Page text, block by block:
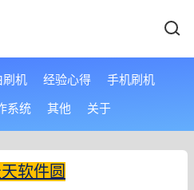
刷机 经验心得
手机刷机
系统 其他 关于
软件圆